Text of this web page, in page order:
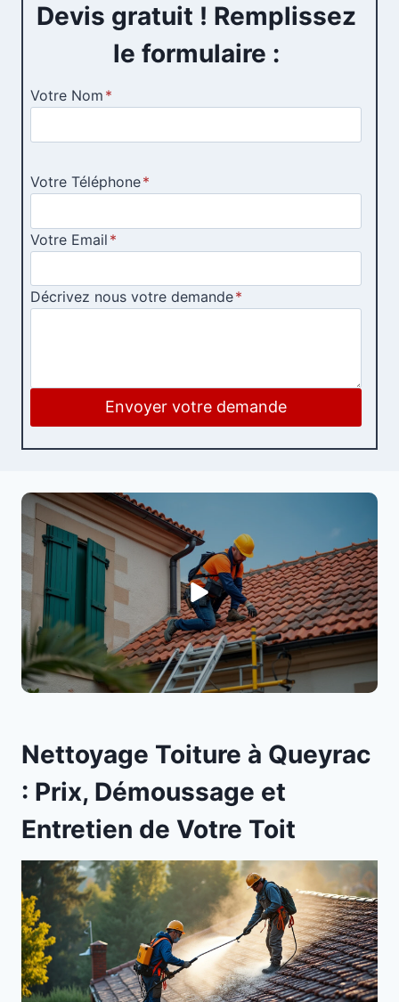
Devis gratuit ! Remplissez
le formulaire :
Votre Nom *
Votre Téléphone*
Votre Email *
Décrivez nous votre demande*
Envoyer votre demande
Nettoyage Toiture à Queyrac
: Prix, Démoussage et
Entretien de Votre Toit